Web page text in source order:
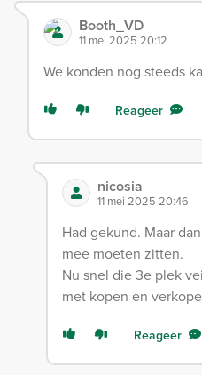
Booth_VD
11 mei 2025 20:12
We konden nog steeds
Reageer
nicosia
11 mei 2025 20:46
Had gekund. Maar
mee moeten zitten.
Nu snel die 3e plek
met kopen en
Reageer